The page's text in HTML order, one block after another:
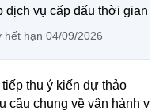
Hải Hằng
học và Công nghệ.
Nguyễn Du, TP. Hà Nội
dịch vụ cấp dấu thời gian
hết hạn 04/09/2026
thu ý kiến dự thảo
chung về vận hành và